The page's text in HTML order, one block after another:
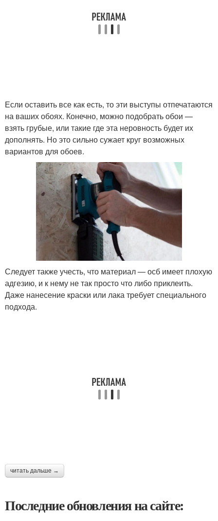
Если оставить все как есть, то эти выступы отпечатаются
на ваших обоях. Конечно, можно подобрать обои —
взять грубые, или такие где эта неровность будет их
дополнять. Но это сильно сужает круг возможных
вариантов для обоев.
Следует также учесть, что материал — осб имеет плохую
адгезию, и к нему не так просто что либо приклеить.
Даже нанесение краски или лака требует специального
подхода.
читать дальше →
Последние обновления на сайте: